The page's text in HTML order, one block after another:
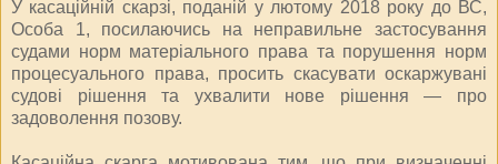
У касаційній скарзі, поданій у лютому 2018 року до ВС,
Особа 1, посилаючись на неправильне застосування
судами норм матеріального права та порушення норм
процесуального права, просить скасувати оскаржувані
судові рішення та ухвалити нове рішення — про
задоволення позову.